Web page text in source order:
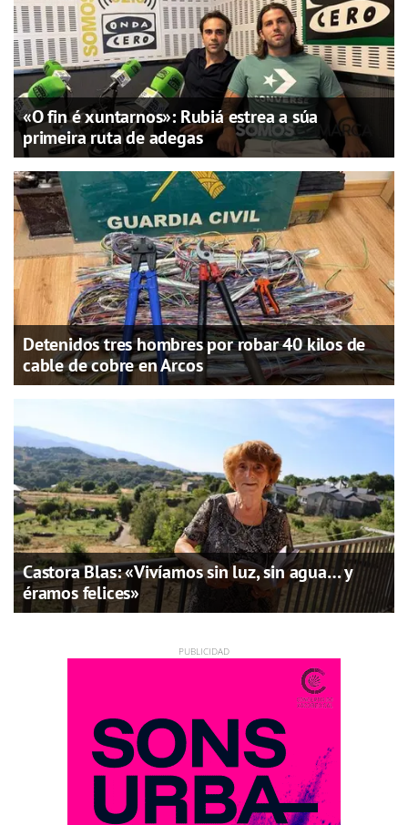
«O fin é xuntarnos»: Rubiá estrea a súa
primeira ruta de adegas
Detenidos tres hombres por robar 40 kilos de
cable de cobre en Arcos
Castora Blas: «Vivíamos sin luz, sin agua… y
éramos felices»